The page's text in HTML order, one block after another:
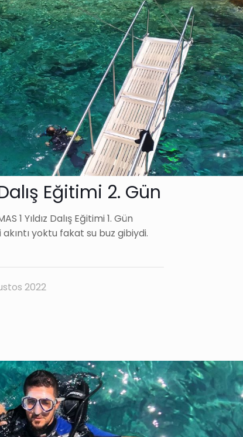
Dalış Eğitimi 2. Gün
1 Yıldız Dalış Eğitimi 1. Gün
yoktu fakat su buz gibiydi.
2022